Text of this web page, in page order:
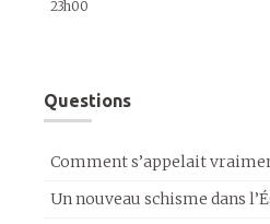
23h00
Questions
Comment s’appelait
Un nouveau schisme dans